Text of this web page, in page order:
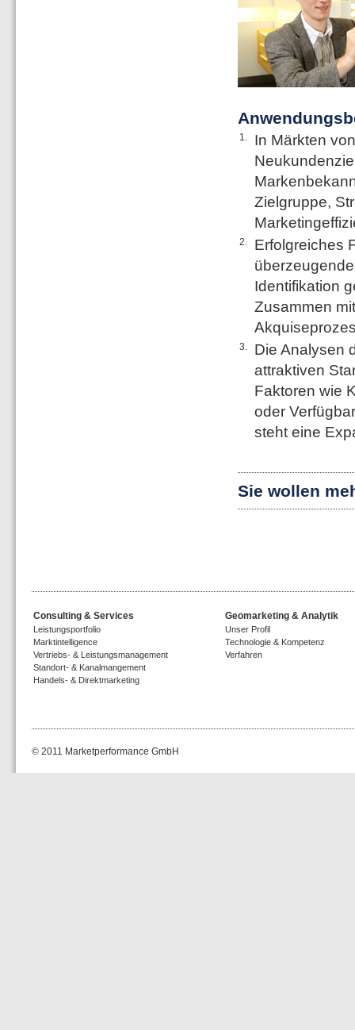
1.
In Märkten
Zielgruppe,
2.
Erfolgreiches
Identifikation
Zusammen
3.
Die Analysen
attraktiven
Faktoren wie
oder
steht eine
Sie wollen
Consulting & Services
Leistungsportfolio
Marktintelligence
Vertriebs- & Leistungsmanagement
Standort- & Kanalmangement
Handels- & Direktmarketing
Geomarketing & Analytik
Unser Profil
Technologie & Kompetenz
Verfahren
© 2011 Marketperformance GmbH